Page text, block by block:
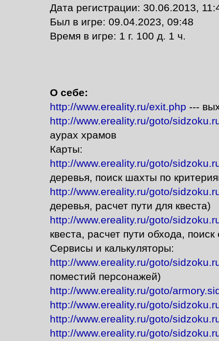
Дата регистрации: 30.06.2013,
Был в игре: 09.04.2023, 09:48
Время в игре: 1 г. 100 д. 1 ч.
О себе:
http://www.ereality.ru/exit.php ---
http://www.ereality.ru/goto/
аурах храмов
Карты:
http://www.ereality.ru/goto/
деревья, поиск шахты по
http://www.ereality.ru/goto/
деревья, расчет пути для квеста)
http://www.ereality.ru/goto/
квеста, расчет пути обхода, поиск
Сервисы и калькуляторы:
http://www.ereality.ru/goto/
поместий персонажей)
http://www.ereality.ru/goto/
http://www.ereality.ru/goto/
http://www.ereality.ru/goto/
http://www.ereality.ru/goto/